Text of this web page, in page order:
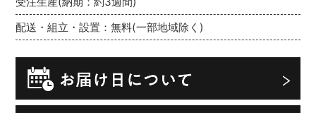
配送・組立・設置：無料(一部地域除く)